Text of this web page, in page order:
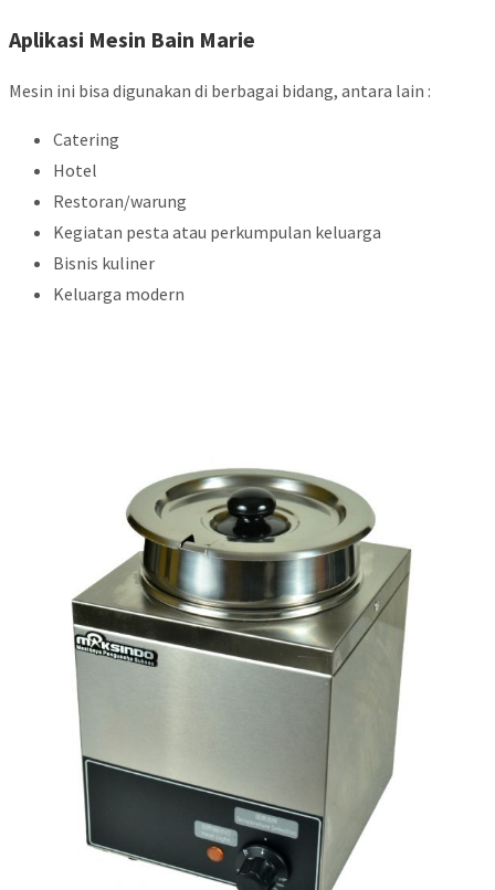
Aplikasi Mesin Bain Marie
Mesin ini bisa digunakan di berbagai bidang, antara lain :
Catering
Hotel
Restoran/warung
Kegiatan pesta atau perkumpulan keluarga
Bisnis kuliner
Keluarga modern